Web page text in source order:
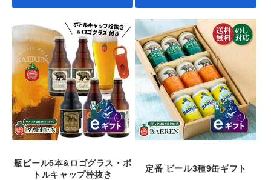
瓶ビール5本&ロゴグラス・ボ
トルキャップ栓抜き
定番 ビール3種9缶ギフト